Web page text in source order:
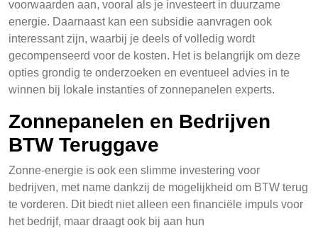
voorwaarden aan, vooral als je investeert in duurzame
energie. Daarnaast kan een subsidie aanvragen ook
interessant zijn, waarbij je deels of volledig wordt
gecompenseerd voor de kosten. Het is belangrijk om deze
opties grondig te onderzoeken en eventueel advies in te
winnen bij lokale instanties of zonnepanelen experts.
Zonnepanelen en Bedrijven
BTW Teruggave
Zonne-energie is ook een slimme investering voor
bedrijven, met name dankzij de mogelijkheid om BTW terug
te vorderen. Dit biedt niet alleen een financiële impuls voor
het bedrijf, maar draagt ook bij aan hun